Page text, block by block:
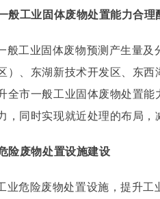
般工业固体废物处置能力合理
般工业固体废物预测产生量
）、东湖新技术开发区、东
全市一般工业固体废物处置
，同时实现就近处理的布局，
险废物处置设施建设
业危险废物处置设施，提升